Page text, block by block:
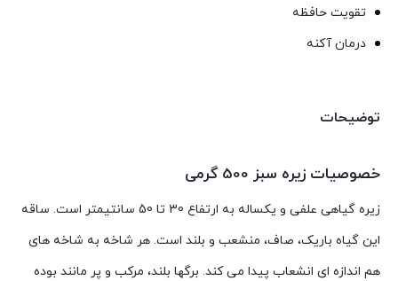
تقویت حافظه
درمان آکنه
توضیحات
خصوصیات زیره سبز 500 گرمی
زیره گیاهی علفی و یکساله به ارتفاع 30 تا 50 سانتیمتر است. ساقه
این گیاه باریک، صاف، منشعب و بلند است. هر شاخه به شاخه های
هم اندازه ای انشعاب پیدا می کند. برگها بلند، مرکب و پر مانند بوده